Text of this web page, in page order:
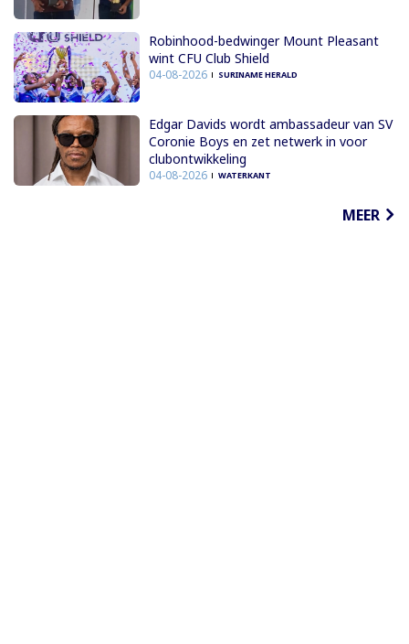
Robinhood-bedwinger Mount Pleasant
wint CFU Club Shield
04-08-2026 SURINAME HERALD
Edgar Davids wordt ambassadeur van SV
Coronie Boys en zet netwerk in voor
clubontwikkeling
04-08-2026 WATERKANT
MEER